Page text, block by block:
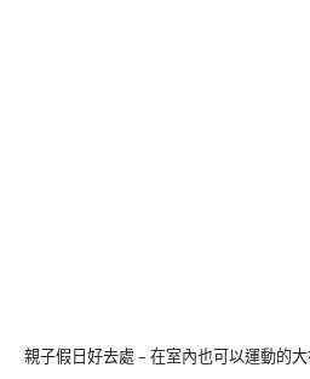
親子假日好去處 – 在室內也可以運動的